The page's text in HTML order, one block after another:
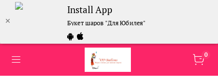
Install App
Букет шаров "Для Юбилея"
0